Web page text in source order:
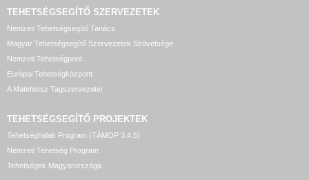
TEHETSÉGSEGÍTŐ SZERVEZETEK
Nemzeti Tehetségsegítő Tanács
Magyar Tehetségsegítő Szervezetek Szövetsége
Nemzeti Tehetségpont
Európai Tehetségközpont
A Matehetsz Tagszervezetei
TEHETSÉGSEGÍTŐ PROJEKTEK
Tehetséghidak Program (TÁMOP 3.4.5)
Nemzeti Tehetség Program
Tehetségek Magyarországa